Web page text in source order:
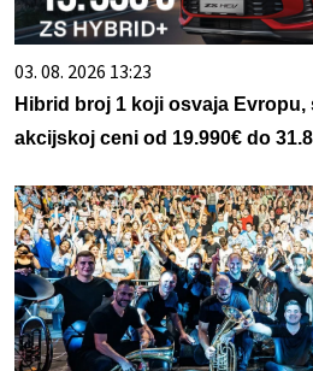
03. 08. 2026 13:23
Hibrid broj 1 koji osvaja
akcijskoj ceni od 19.990€ do